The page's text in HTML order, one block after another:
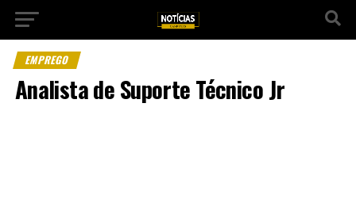
EMPREGO
Analista de Suporte Técnico Jr